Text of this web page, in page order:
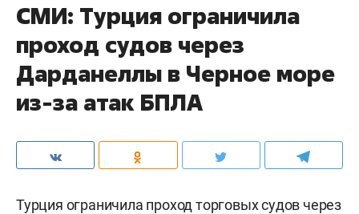
СМИ: Турция ограничила
проход судов через
Дарданеллы в Черное море
из-за атак БПЛА
Турция ограничила проход торговых судов через